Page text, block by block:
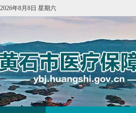
2026年8月8日 星期六